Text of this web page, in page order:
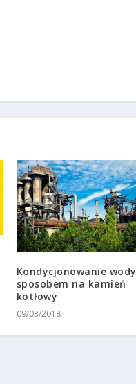
Kondycjonowanie wody
sposobem na kamień
kotłowy
09/03/2018